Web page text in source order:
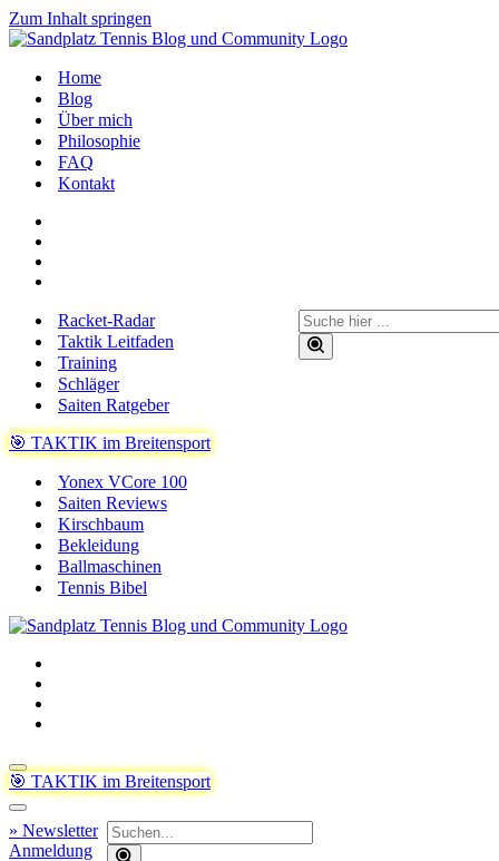
Zum Inhalt springen
Home
Blog
Über mich
Philosophie
FAQ
Kontakt
Suchen
nach …
Racket-Radar
Taktik Leitfaden
Training
Schläger
Saiten Ratgeber
🎯 TAKTIK im Breitensport
Yonex VCore 100
Saiten Reviews
Kirschbaum
Bekleidung
Ballmaschinen
Tennis Bibel
Navigationsmenü
🎯 TAKTIK im Breitensport
Navigationsmenü
Suchen
nach …
» Newsletter
Anmeldung